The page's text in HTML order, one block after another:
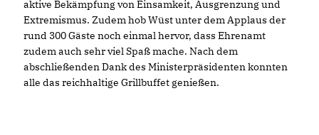
aktive Bekämpfung von Einsamkeit, Ausgrenzung und
Extremismus. Zudem hob Wüst unter dem Applaus der
rund 300 Gäste noch einmal hervor, dass Ehrenamt
zudem auch sehr viel Spaß mache. Nach dem
abschließenden Dank des Ministerpräsidenten konnten
alle das reichhaltige Grillbuffet genießen.